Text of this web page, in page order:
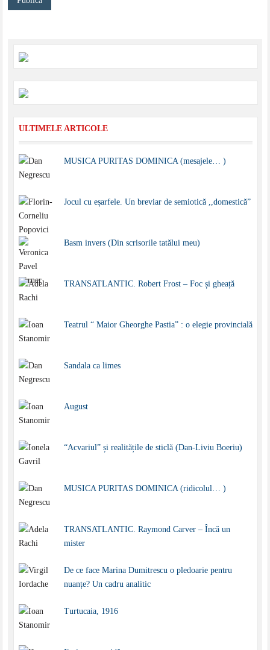
ULTIMELE ARTICOLE
MUSICA PURITAS DOMINICA (mesajele… )
Jocul cu eșarfele. Un breviar de semiotică ,,domestică”
Basm invers (Din scrisorile tatălui meu)
TRANSATLANTIC. Robert Frost – Foc și gheață
Teatrul “ Maior Gheorghe Pastia” : o elegie provincială
Sandala ca limes
August
“Acvariul” și realitățile de sticlă (Dan-Liviu Boeriu)
MUSICA PURITAS DOMINICA (ridicolul… )
TRANSATLANTIC. Raymond Carver – Încă un
mister
De ce face Marina Dumitrescu o pledoarie pentru
nuanțe? Un cadru analitic
Turtucaia, 1916